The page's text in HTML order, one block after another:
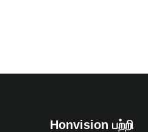
Honvision பற்றி